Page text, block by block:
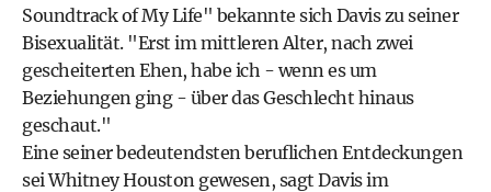
Soundtrack of My Life" bekannte sich Davis zu seiner
Bisexualität. "Erst im mittleren Alter, nach zwei
gescheiterten Ehen, habe ich - wenn es um
Beziehungen ging - über das Geschlecht hinaus
geschaut."
Eine seiner bedeutendsten beruflichen Entdeckungen
sei Whitney Houston gewesen, sagt Davis im